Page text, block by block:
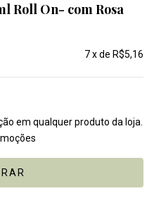
Roll On- com Rosa
7x de R$5,16
em qualquer produto da loja.